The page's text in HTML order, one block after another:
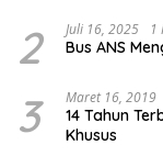
2 Juli 16, 2025 1
Bus ANS
3 Maret 16, 2019
14 Tahun
Khusus